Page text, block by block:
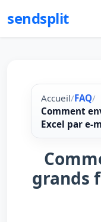
sendsplit
Accueil/FAQ/
Comment
Excel par e-
grands